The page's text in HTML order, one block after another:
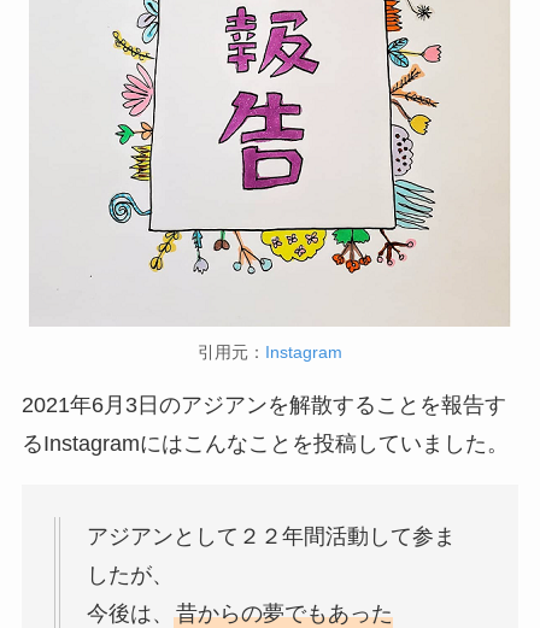
引用元： Instagram
2021年6月3日のアジアンを解散することを報告す
るInstagramにはこんなことを投稿していました。
アジアンとして２２年間活動して参ま
したが、
今後は、 昔からの夢でもあった